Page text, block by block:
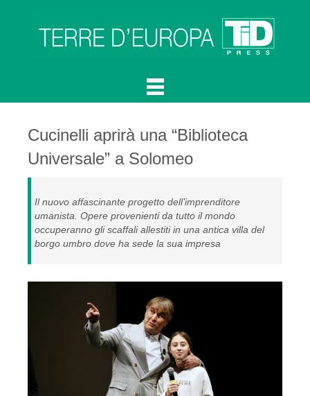
Cucinelli aprirà una “Biblioteca
Universale” a Solomeo
Il nuovo affascinante progetto dell’imprenditore
umanista. Opere provenienti da tutto il mondo
occuperanno gli scaffali allestiti in una antica villa del
borgo umbro dove ha sede la sua impresa